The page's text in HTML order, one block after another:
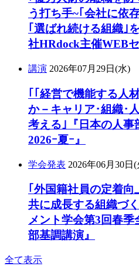
う打ち手~｢会社に依
｢選ばれ続ける組織｣
社HRdock主催WEB
講演 2026年07月29日(水)
｢｢経営で機能する人
か－キャリア･組織･
考える｣『日本の人
2026ｰ夏ｰ』
学会発表 2026年06月30日(
｢外国籍社員の定着
共に成長する組織づ
メント学会第3回春
部基調講演』
全て表示